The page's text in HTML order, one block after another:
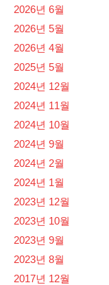
2026년 6월
2026년 5월
2026년 4월
2025년 5월
2024년 12월
2024년 11월
2024년 10월
2024년 9월
2024년 2월
2024년 1월
2023년 12월
2023년 10월
2023년 9월
2023년 8월
2017년 12월